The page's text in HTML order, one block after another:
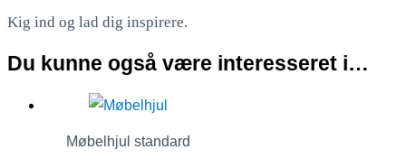
Kig ind og lad dig inspirere.
Du kunne også være interesseret i…
Møbelhjul standard